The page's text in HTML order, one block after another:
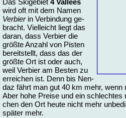
Das Ski­ge­biet 4 Vallées
wird oft mit dem Na­men
Ver­bier in Ver­bin­dung ge­
bracht. Viel­leicht liegt das
dar­an, dass Ver­bier die
größ­te An­zahl von Pis­ten
be­reit­stellt, dass das der
größ­te Ort ist oder auch,
weil Ver­bier am Bes­ten zu
er­rei­chen ist. Denn bis Nen­
daz fährt man gut 40 km mehr,
Aber ho­he Prei­se und ein
chen den Ort heu­te nicht mehr
spä­ter mehr.